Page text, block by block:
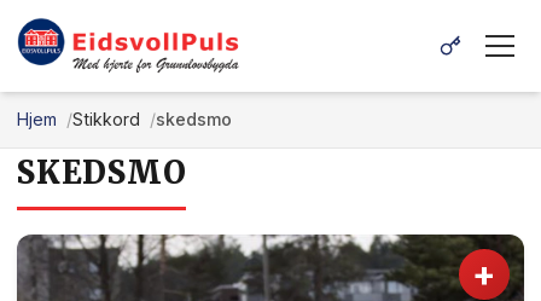
Hjem Stikkord skedsmo
SKEDSMO
+